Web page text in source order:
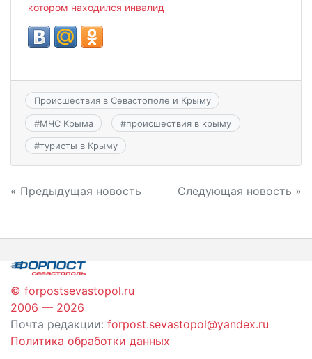
котором находился инвалид
Происшествия в Севастополе и Крыму
#МЧС Крыма #происшествия в крыму
#туристы в Крыму
Навигация
записям
« Предыдущая новость Следующая новость »
© forpostsevastopol.ru
2006 — 2026
Почта редакции: forpost.sevastopol@yandex.ru
Политика обработки данных